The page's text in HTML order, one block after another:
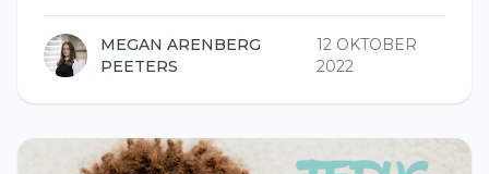
MEGAN ARENBERG
PEETERS
12 OKTOBER
2022